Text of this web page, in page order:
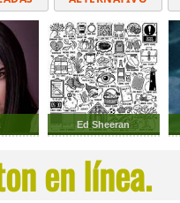
Ed Sheeran
en línea.